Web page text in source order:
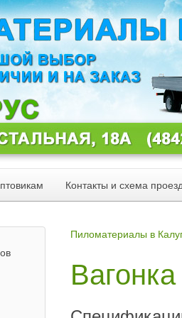
Контакты и схема
Пиломатериалы в